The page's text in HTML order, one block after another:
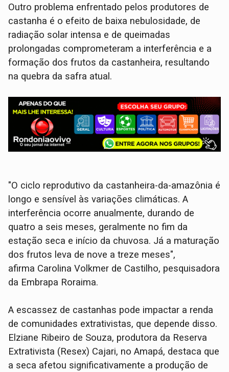
Outro problema enfrentado pelos produtores de
castanha é o efeito de baixa nebulosidade, de
radiação solar intensa e de queimadas
prolongadas comprometeram a interferência e a
formação dos frutos da castanheira, resultando
na quebra da safra atual.
"O ciclo reprodutivo da castanheira-da-amazônia é
longo e sensível às variações climáticas. A
interferência ocorre anualmente, durando de
quatro a seis meses, geralmente no fim da
estação seca e início da chuvosa. Já a maturação
dos frutos leva de nove a treze meses",
afirma Carolina Volkmer de Castilho, pesquisadora
da Embrapa Roraima.
A escassez de castanhas pode impactar a renda
de comunidades extrativistas, que depende disso.
Elziane Ribeiro de Souza, produtora da Reserva
Extrativista (Resex) Cajari, no Amapá, destaca que
a seca afetou significativamente a produção de